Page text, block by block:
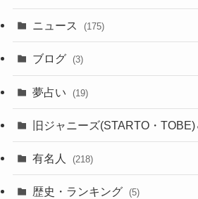
ニュース (175)
ブログ (3)
夢占い (19)
旧ジャニーズ(STARTO・
有名人 (218)
歴史・ランキング (5)